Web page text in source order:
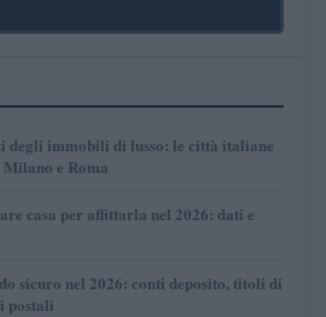
degli immobili di lusso: le città italiane
Milano e Roma
casa per affittarla nel 2026: dati e
sicuro nel 2026: conti deposito, titoli di
postali